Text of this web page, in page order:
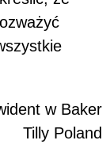
w Baker
Tilly Poland